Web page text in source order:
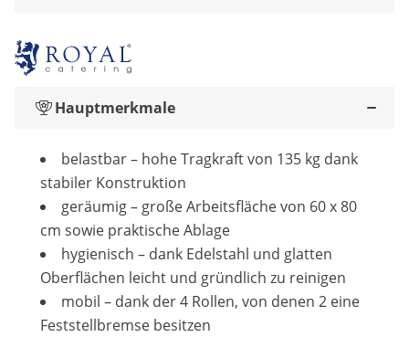
Hauptmerkmale
belastbar – hohe Tragkraft von 135 kg dank
stabiler Konstruktion
geräumig – große Arbeitsfläche von 60 x 80
cm sowie praktische Ablage
hygienisch – dank Edelstahl und glatten
Oberflächen leicht und gründlich zu reinigen
mobil – dank der 4 Rollen, von denen 2 eine
Feststellbremse besitzen